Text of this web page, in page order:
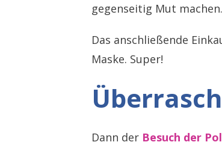
gegenseitig Mut machen.
Das anschließende
Maske. Super!
Dann der Besuch der